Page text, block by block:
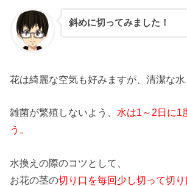
斜めに切ってみました！
花は綺麗な空気も好みますが、清潔な水
雑菌が繁殖しないよう、 水は1～2日に1
う。
水換えの際のコツとして、
お花の茎の切り口を毎回少し切って切